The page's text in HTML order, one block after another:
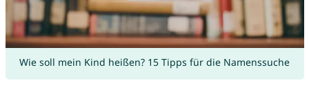
Wie soll mein Kind heißen? 15 Tipps für die Namenssuche